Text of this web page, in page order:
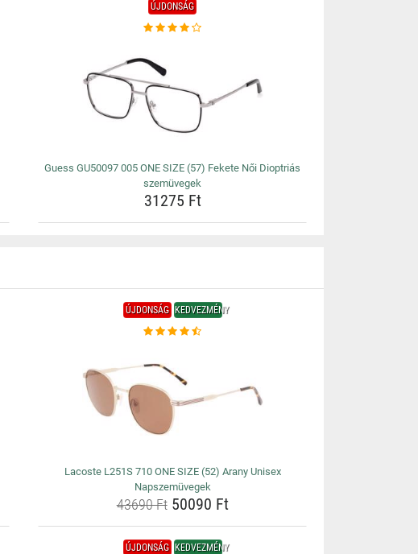
ÚJDONSÁG
Guess GU50097 005 ONE SIZE (57) Fekete Női Dioptriás
szemüvegek
31275 Ft
ÚJDONSÁG KEDVEZMÉNY
Lacoste L251S 710 ONE SIZE (52) Arany Unisex
Napszemüvegek
43690 Ft50090 Ft
ÚJDONSÁG KEDVEZMÉNY